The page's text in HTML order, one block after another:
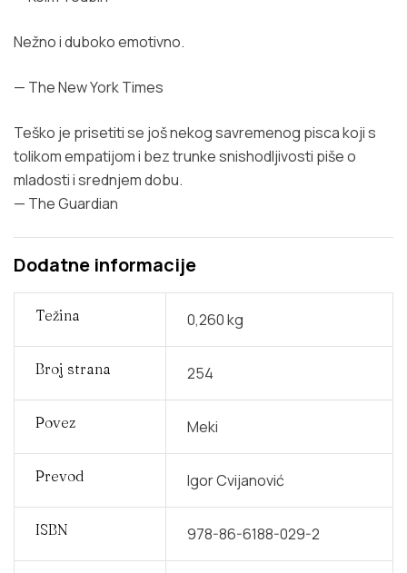
Nežno i duboko emotivno.
— The New York Times
Teško je prisetiti se još nekog savremenog pisca koji s
tolikom empatijom i bez trunke snishodljivosti piše o
mladosti i srednjem dobu.
— The Guardian
Dodatne informacije
Težina 0,260 kg
Broj strana 254
Povez Meki
Prevod Igor Cvijanović
ISBN 978-86-6188-029-2